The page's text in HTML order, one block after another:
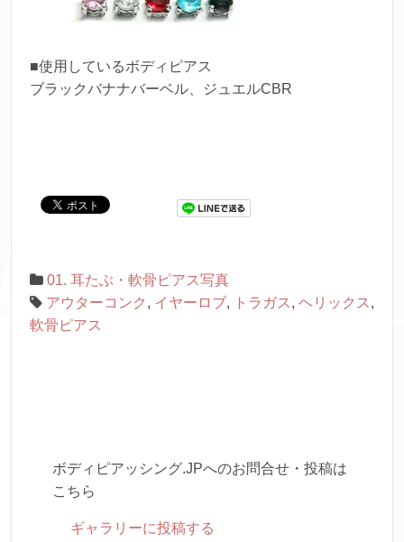
■使用しているボディピアス
ブラックバナナバーベル、ジュエルCBR
01. 耳たぶ・軟骨ピアス写真
アウターコンク , イヤーロブ, トラガス , ヘリックス ,
軟骨ピアス
ボディピアッシング.JPへのお問合せ・投稿は
こちら
ギャラリーに投稿する